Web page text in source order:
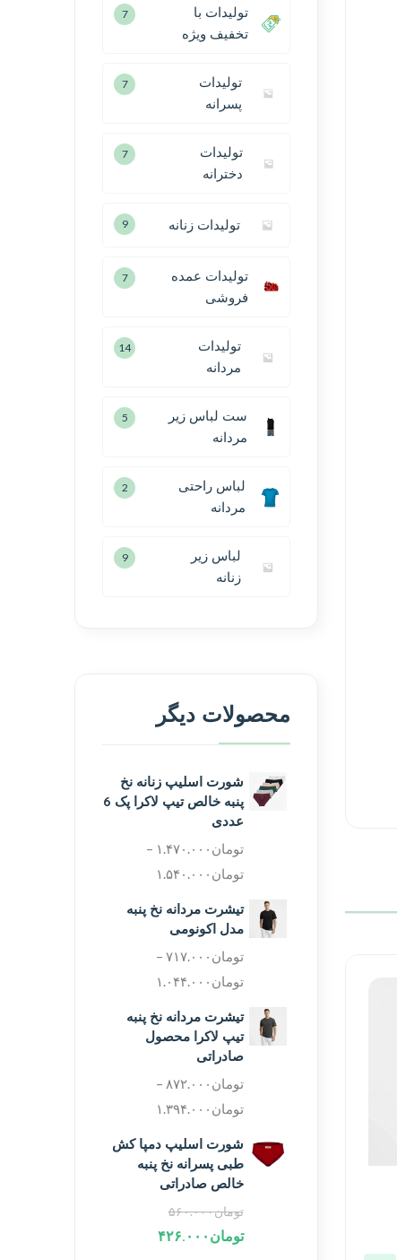
تولیدات با
تخفیف ویژه
7
تولیدات
پسرانه
7
تولیدات
دخترانه
7
تولیدات زنانه 9
تولیدات عمده
فروشی
7
تولیدات
مردانه
14
ست لباس زیر
مردانه
5
لباس راحتی
مردانه
2
لباس زیر
زنانه
9
محصولات دیگر
شورت اسلیپ زنانه نخ
پنبه خالص تیپ لاکرا پک 6
عددی
تومان ۱.۴۷۰.۰۰۰ –
تومان ۱.۵۴۰.۰۰۰
تیشرت مردانه نخ پنبه
مدل اکونومی
تومان ۷۱۷.۰۰۰ –
تومان ۱.۰۴۴.۰۰۰
تیشرت مردانه نخ پنبه
تیپ لاکرا محصول
صادراتی
تومان ۸۷۲.۰۰۰ –
تومان ۱.۳۹۴.۰۰۰
شورت اسلیپ دمپا کش
طبی پسرانه نخ پنبه
خالص صادراتی
تومان۵۶۰.۰۰۰
تومان ۴۲۶.۰۰۰